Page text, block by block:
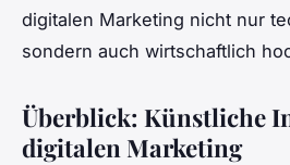
digitalen Marketing nicht nur
sondern auch wirtschaftlich
Überblick: Künstliche
digitalen Marketing